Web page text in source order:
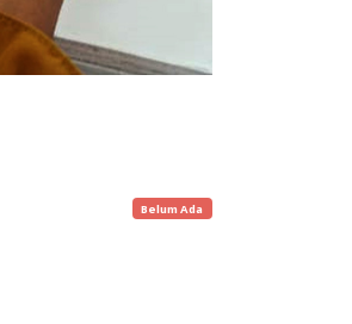
Belum Ada